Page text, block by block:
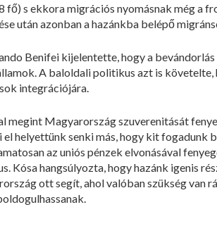
s ekkora migrációs nyomásnak még a
után azonban a hazánkba belépő
Benifei kijelentette, hogy a bevándorlás
A baloldali politikus azt is követelte,
integrációjára.
megint Magyarország szuverenitását
helyettünk senki más, hogy kit fogadunk
az uniós pénzek elvonásával
hangsúlyozta, hogy hazánk igenis
ott segít, ahol valóban szükség van